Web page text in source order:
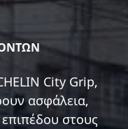
City Grip,
ασφάλεια,
στους